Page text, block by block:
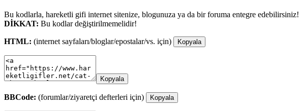
Bu kodlarla, hareketli gifi internet sitenize, blogunuza ya da bir foruma entegre edebilirsiniz!
DİKKAT: Bu kodlar değiştirilmemelidir!
HTML: (internet sayfaları/bloglar/epostalar/vs. için) Kopyala
Kopyala
BBCode: (forumlar/ziyaretçi defterleri için) Kopyala